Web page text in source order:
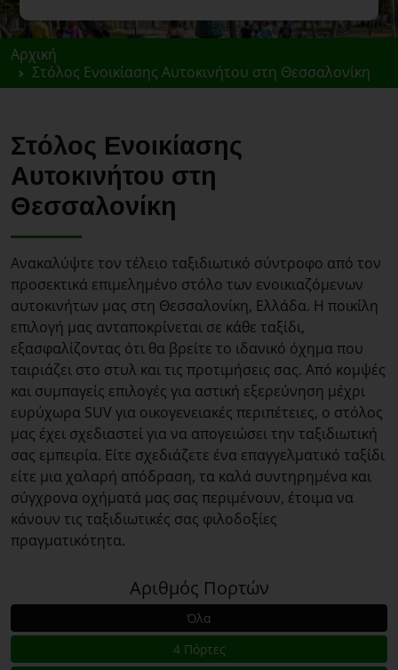
Αρχική
Στόλος Ενοικίασης Αυτοκινήτου στη Θεσσαλονίκη
Στόλος Ενοικίασης
Αυτοκινήτου στη
Θεσσαλονίκη
Ανακαλύψτε τον τέλειο ταξιδιωτικό σύντροφο από τον
προσεκτικά επιμελημένο στόλο των ενοικιαζόμενων
αυτοκινήτων μας στη Θεσσαλονίκη, Ελλάδα. Η ποικίλη
επιλογή μας ανταποκρίνεται σε κάθε ταξίδι,
εξασφαλίζοντας ότι θα βρείτε το ιδανικό όχημα που
ταιριάζει στο στυλ και τις προτιμήσεις σας. Από κομψές
και συμπαγείς επιλογές για αστική εξερεύνηση μέχρι
ευρύχωρα SUV για οικογενειακές περιπέτειες, ο στόλος
μας έχει σχεδιαστεί για να απογειώσει την ταξιδιωτική
σας εμπειρία. Είτε σχεδιάζετε ένα επαγγελματικό ταξίδι
είτε μια χαλαρή απόδραση, τα καλά συντηρημένα και
σύγχρονα οχήματά μας σας περιμένουν, έτοιμα να
κάνουν τις ταξιδιωτικές σας φιλοδοξίες
πραγματικότητα.
Αριθμός Πορτών
Όλα
4 Πόρτες